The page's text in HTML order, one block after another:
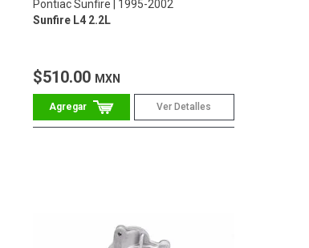
Pontiac Sunfire
1995-2002
Sunfire L4 2.2L
$510.00 MXN
Ver Detalles